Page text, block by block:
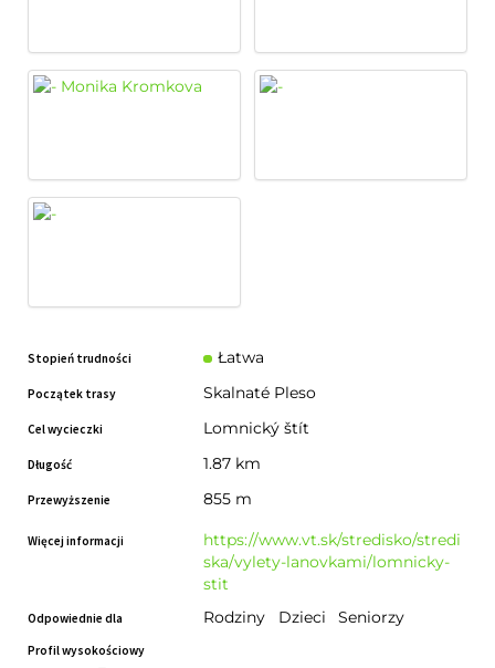
Stopień trudności Łatwa
Początek trasy Skalnaté Pleso
Cel wycieczki Lomnický štít
Długość 1.87 km
Przewyższenie 855 m
Więcej informacji
https://www.vt.sk/stredisko/stredi
ska/vylety-lanovkami/lomnicky-
stit
Odpowiednie dla Rodziny Dzieci Seniorzy
Profil wysokościowy